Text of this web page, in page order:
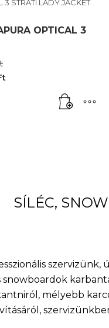
OPTICAL 3
SÍLÉC,
snowboardok
mélyebb